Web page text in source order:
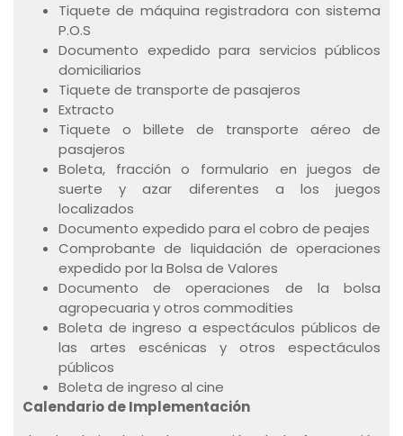
Tiquete de máquina registradora con sistema
P.O.S
Documento expedido para servicios públicos
domiciliarios
Tiquete de transporte de pasajeros
Extracto
Tiquete o billete de transporte aéreo de
pasajeros
Boleta, fracción o formulario en juegos de
suerte y azar diferentes a los juegos
localizados
Documento expedido para el cobro de peajes
Comprobante de liquidación de operaciones
expedido por la Bolsa de Valores
Documento de operaciones de la bolsa
agropecuaria y otros commodities
Boleta de ingreso a espectáculos públicos de
las artes escénicas y otros espectáculos
públicos
Boleta de ingreso al cine
Calendario de Implementación